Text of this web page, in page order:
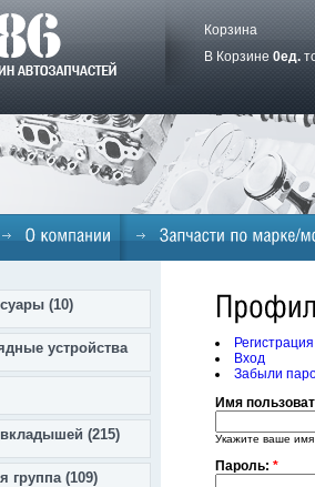
Корзина
В Корзине 0ед.
(10)
устройства
(215)
группа (109)
Регистрация
Вход
Забыли
Имя
Укажите ваше
Пароль: *